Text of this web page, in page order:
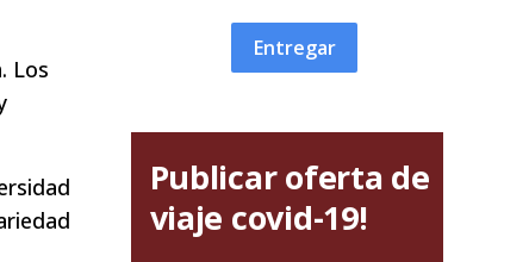
Los
Entregar
Publicar oferta de
viaje covid-19!